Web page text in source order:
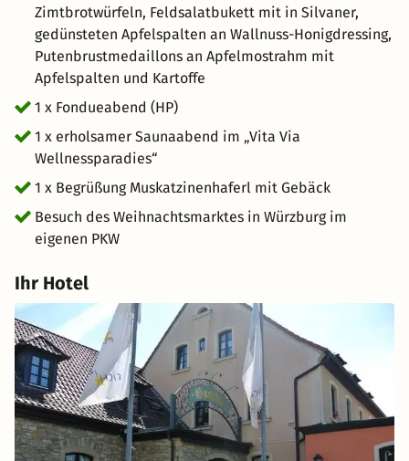
Zimtbrotwürfeln, Feldsalatbukett mit in Silvaner,
gedünsteten Apfelspalten an Wallnuss-Honigdressing,
Putenbrustmedaillons an Apfelmostrahm mit
Apfelspalten und Kartoffe
1 x Fondueabend (HP)
1 x erholsamer Saunaabend im „Vita Via
Wellnessparadies“
1 x Begrüßung Muskatzinenhaferl mit Gebäck
Besuch des Weihnachtsmarktes in Würzburg im
eigenen PKW
Ihr Hotel